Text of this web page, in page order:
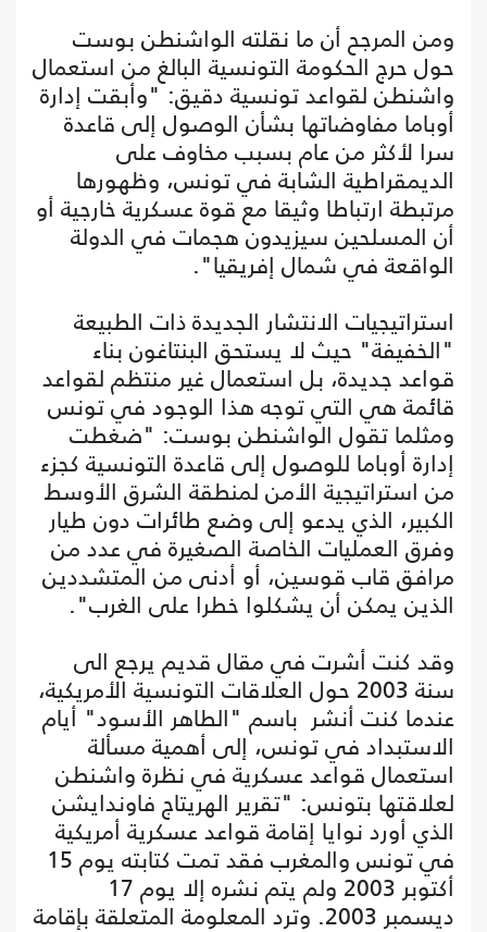
ومن المرجح أن ما نقلته الواشنطن بوست
حول حرج الحكومة التونسية البالغ من استعمال
واشنطن لقواعد تونسية دقيق: "وأبقت إدارة
أوباما مفاوضاتها بشأن الوصول إلى قاعدة
سرا لأكثر من عام بسبب مخاوف على
الديمقراطية الشابة في تونس، وظهورها
مرتبطة ارتباطا وثيقا مع قوة عسكرية خارجية أو
أن المسلحين سيزيدون هجمات في الدولة
الواقعة في شمال إفريقيا".
استراتيجيات الانتشار الجديدة ذات الطبيعة
"الخفيفة" حيث لا يستحق البنتاغون بناء
قواعد جديدة، بل استعمال غير منتظم لقواعد
قائمة هي التي توجه هذا الوجود في تونس
ومثلما تقول الواشنطن بوست: "ضغطت
إدارة أوباما للوصول إلى قاعدة التونسية كجزء
من استراتيجية الأمن لمنطقة الشرق الأوسط
الكبير، الذي يدعو إلى وضع طائرات دون طيار
وفرق العمليات الخاصة الصغيرة في عدد من
مرافق قاب قوسين، أو أدنى من المتشددين
الذين يمكن أن يشكلوا خطرا على الغرب".
وقد كنت أشرت في مقال قديم يرجع الى
سنة 2003 حول العلاقات التونسية الأمريكية،
عندما كنت أنشر باسم "الطاهر الأسود" أيام
الاستبداد في تونس، إلى أهمية مسألة
استعمال قواعد عسكرية في نظرة واشنطن
لعلاقتها بتونس: "تقرير الهريتاج فاوندايشن
الذي أورد نوايا إقامة قواعد عسكرية أمريكية
في تونس والمغرب فقد تمت كتابته يوم 15
أكتوبر 2003 ولم يتم نشره إلا يوم 17
ديسمبر 2003. وترد المعلومة المتعلقة بإقامة